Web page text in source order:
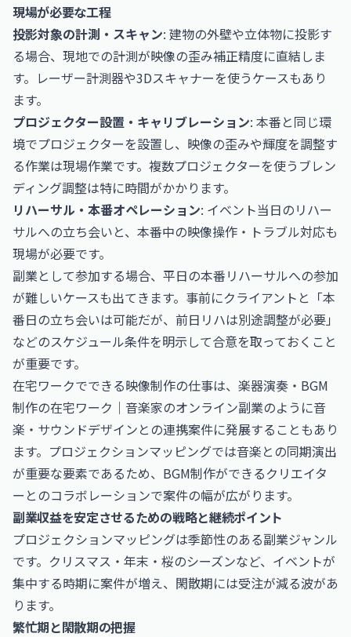
現場が必要な工程
投影対象の計測・スキャン: 建物の外壁や立体物に投影す
る場合、現地での計測が映像の歪み補正精度に直結しま
す。レーザー計測器や3Dスキャナーを使うケースもあり
ます。
プロジェクター設置・キャリブレーション: 本番と同じ環
境でプロジェクターを設置し、映像の歪みや輝度を調整す
る作業は現場作業です。複数プロジェクターを使うブレン
ディング調整は特に時間がかかります。
リハーサル・本番オペレーション: イベント当日のリハー
サルへの立ち会いと、本番中の映像操作・トラブル対応も
現場が必要です。
副業として参加する場合、平日の本番リハーサルへの参加
が難しいケースも出てきます。事前にクライアントと「本
番日の立ち会いは可能だが、前日リハは別途調整が必要」
などのスケジュール条件を明示して合意を取っておくこと
が重要です。
在宅ワークでできる映像制作の仕事は、 楽器演奏・BGM
制作の在宅ワーク｜音楽家のオンライン副業のように音
楽・サウンドデザインとの連携案件に発展することもあり
ます。プロジェクションマッピングでは音楽との同期演出
が重要な要素であるため、BGM制作ができるクリエイタ
ーとのコラボレーションで案件の幅が広がります。
副業収益を安定させるための戦略と継続ポイント
プロジェクションマッピングは季節性のある副業ジャンル
です。クリスマス・年末・桜のシーズンなど、イベントが
集中する時期に案件が増え、閑散期には受注が減る波があ
ります。
繁忙期と閑散期の把握